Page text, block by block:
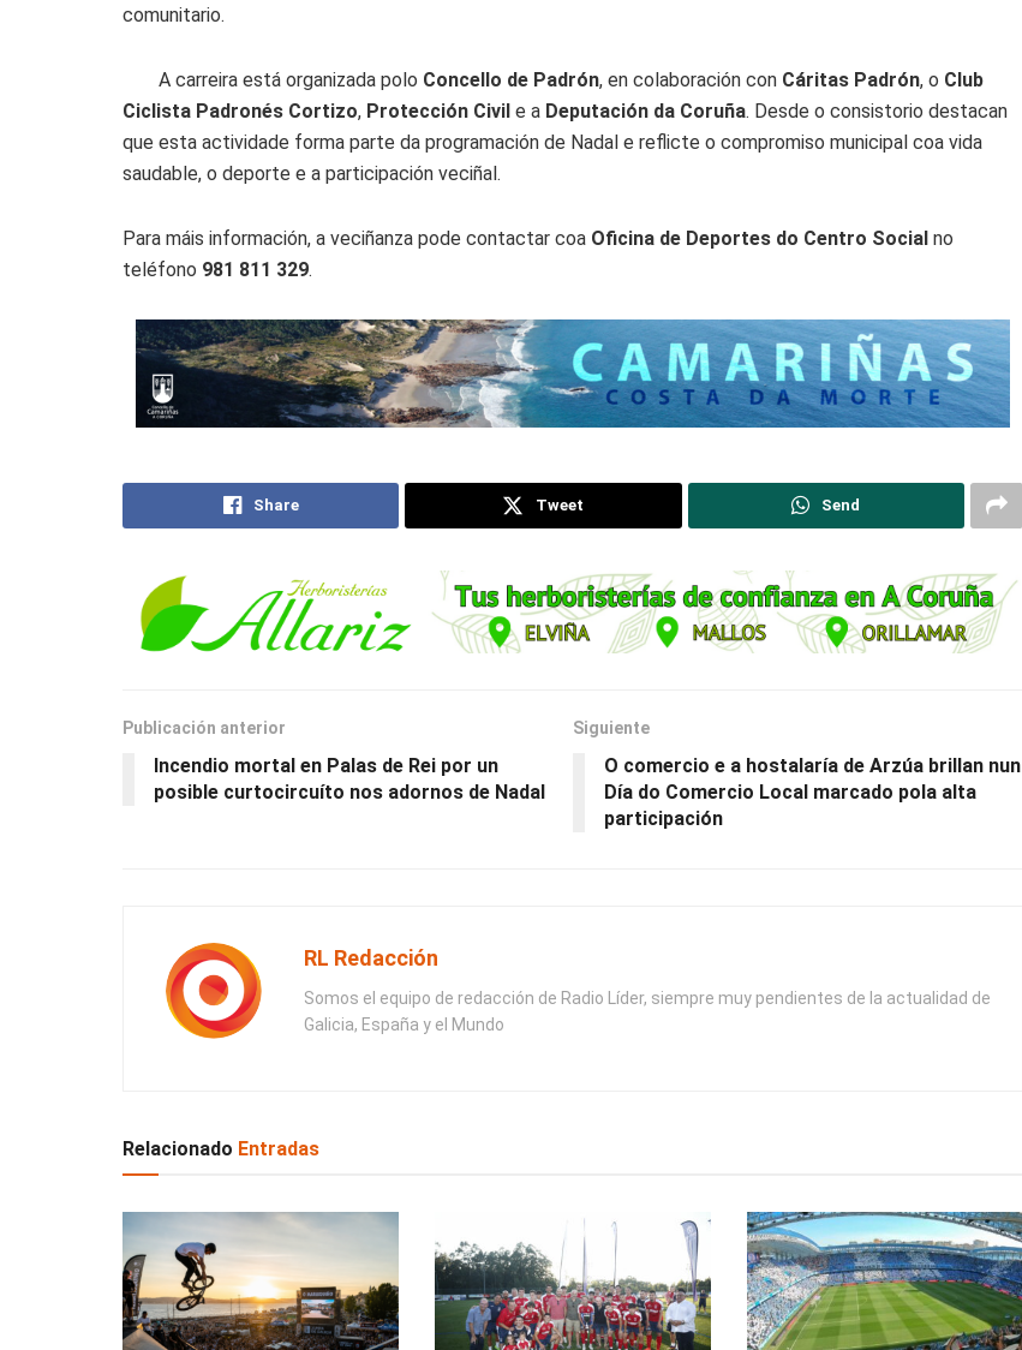
comunitario.
A carreira está organizada polo Concello de Padrón, en colaboración con Cáritas Padrón, o Club
Ciclista Padronés Cortizo, Protección Civil e a Deputación da Coruña. Desde o consistorio destacan
que esta actividade forma parte da programación de Nadal e reflicte o compromiso municipal coa vida
saudable, o deporte e a participación veciñal.
Para máis información, a veciñanza pode contactar coa Oficina de Deportes do Centro Social no
teléfono 981 811 329.
Share Tweet Send
Publicación anterior
Incendio mortal en Palas de Rei por un
posible curtocircuíto nos adornos de Nadal
Siguiente
O comercio e a hostalaría de Arzúa brillan nun
Día do Comercio Local marcado pola alta
participación
RL Redacción
Somos el equipo de redacción de Radio Líder, siempre muy pendientes de la actualidad de
Galicia, España y el Mundo
Relacionado Entradas